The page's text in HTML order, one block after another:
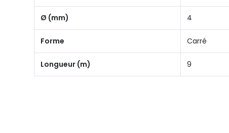
Ø (mm) 4
Forme Carré
Longueur (m) 9